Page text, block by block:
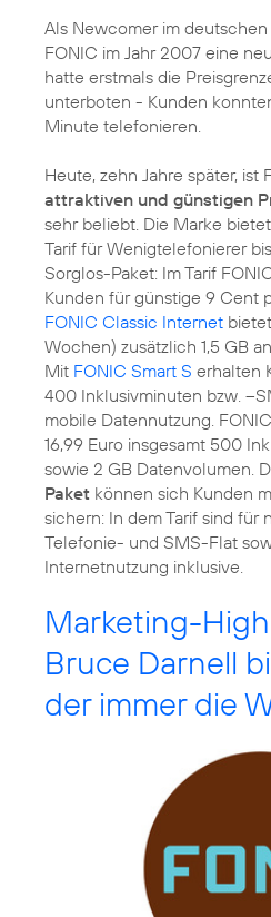
Als Newcomer im deutschen
FONIC im Jahr 2007 eine
hatte erstmals die
unterboten - Kunden
Minute telefonieren.
Heute, zehn Jahre später, ist
attraktiven und günstigen
sehr beliebt. Die Marke
Tarif für Wenigtelefonierer
Sorglos-Paket: Im Tarif
Kunden für günstige 9 Cent
FONIC Classic Internet
Wochen) zusätzlich 1,5 GB
Mit FONIC Smart S erhalten
400 Inklusivminuten bzw.
mobile Datennutzung.
16,99 Euro insgesamt 500
sowie 2 GB Datenvolumen.
Paket können sich Kunden
sichern: In dem Tarif sind für
Telefonie- und SMS-Flat
Internetnutzung inklusive.
Marketing-
Bruce Darnell
der immer die